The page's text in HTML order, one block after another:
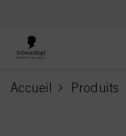
Accueil Produits